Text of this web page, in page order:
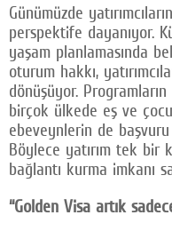
Günümüzde
perspektife dayanıyor.
yaşam planlamasında
oturum hakkı,
dönüşüyor.
birçok ülkede eş ve
ebeveynlerin de
Böylece yatırım tek bir
bağlantı kurma imkanı
“Golden Visa artık